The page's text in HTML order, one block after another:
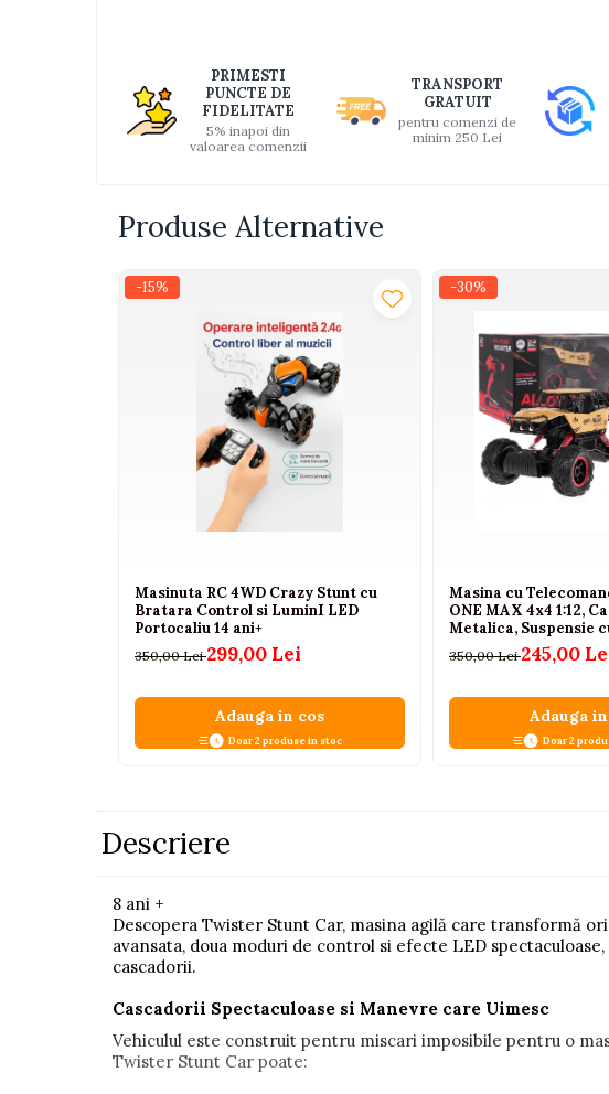
Caluti balansoar
Interactive, educative si
Ateliere si unelte
Covorase de dans
Jucarii educative din lemn
Muzica si instrumente
Saltelute si centre de activitati
Seturi de rufe
Trenuri cu sine
Vehicule de constructii
PRIMESTI
PUNCTE DE
FIDELITATE
5% inapoi din
valoarea comenzii
TRANSPORT
GRATUIT
pentru comenzi de
minim 250 Lei
Produse Alternative
-15%
Masinuta RC 4WD Crazy Stunt cu
Bratara Control si LuminI LED
Portocaliu 14 ani+
350,00 Lei299,00 Lei
Adauga in cos
Doar 2 produse in stoc
-30%
Masina cu
ONE MAX 4x4 1:12,
Metalica, Suspensie
din Cauciuc, 2.4GHz,
350,00 Lei245,00
Adauga
Doar 2
Descriere
8 ani +
Descopera Twister Stunt Car, masina agilă care transformă
avansata, doua moduri de control si efecte LED
cascadorii.
Cascadorii Spectaculoase si Manevre care Uimesc
Vehiculul este construit pentru miscari imposibile pentru o
Twister Stunt Car poate: